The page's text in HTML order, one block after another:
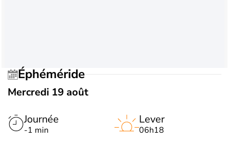
Éphéméride
Mercredi 19 août
Journée
-1 min
Lever
06h18